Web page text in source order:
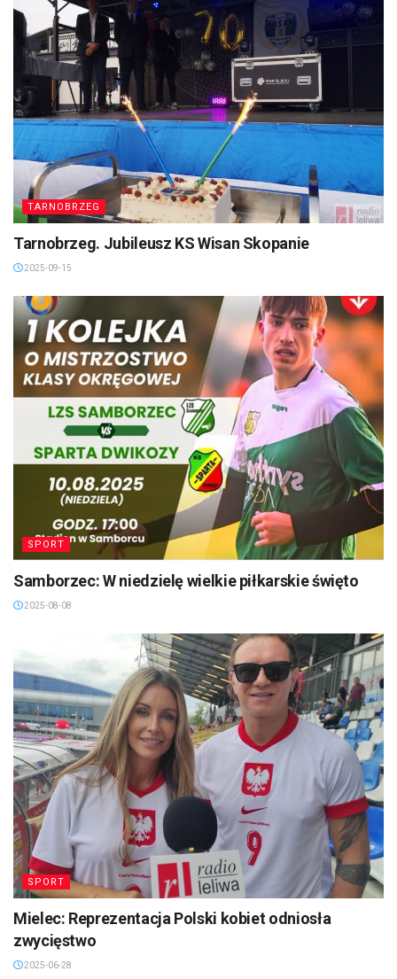
TARNOBRZEG
Tarnobrzeg. Jubileusz KS Wisan Skopanie
2025-09-15
SPORT
Samborzec: W niedzielę wielkie piłkarskie święto
2025-08-08
SPORT
Mielec: Reprezentacja Polski kobiet odniosła
zwycięstwo
2025-06-28